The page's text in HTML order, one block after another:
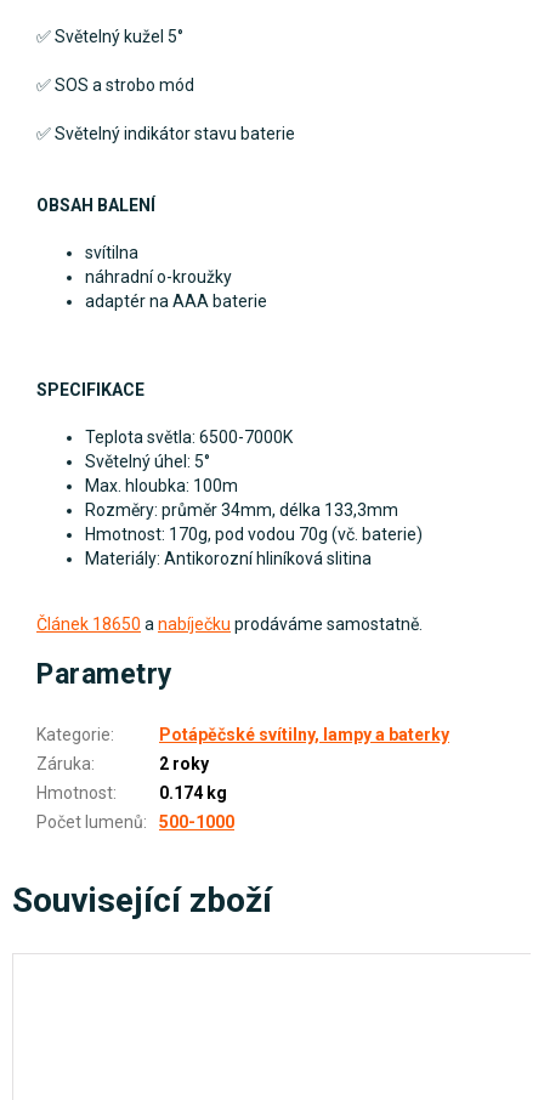
✅ Světelný kužel 5°
✅SOS a strobo mód
✅Světelný indikátor stavu baterie
OBSAH BALENÍ
svítilna
náhradní o-kroužky
adaptér na AAA baterie
SPECIFIKACE
Teplota světla: 6500-7000K
Světelný úhel: 5°
Max. hloubka: 100m
Rozměry: průměr 34mm, délka 133,3mm
Hmotnost: 170g, pod vodou 70g (vč. baterie)
Materiály: Antikorozní hliníková slitina
Článek 18650 a nabíječku prodáváme samostatně.
Parametry
Kategorie:
Potápěčské svítilny, lampy a baterky
Záruka:
2 roky
Hmotnost:
0.174 kg
Počet lumenů: 500-1000
Související zboží